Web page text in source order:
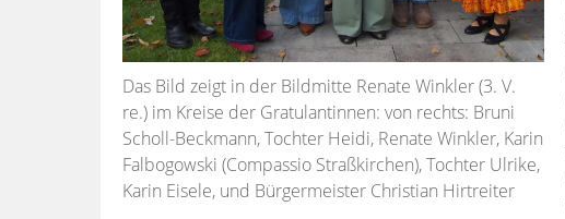
Das Bild zeigt in der Bildmitte Renate Winkler (3. V.
re.) im Kreise der Gratulantinnen: von rechts: Bruni
Scholl-Beckmann, Tochter Heidi, Renate Winkler, Karin
Falbogowski (Compassio Straßkirchen), Tochter Ulrike,
Karin Eisele, und Bürgermeister Christian Hirtreiter